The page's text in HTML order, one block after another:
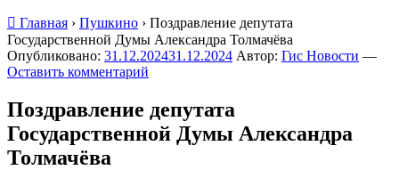
Главная › Пушкино › Поздравление депутата
Государственной Думы Александра Толмачёва
Опубликовано: 31.12.202431.12.2024 Автор: Гис Новости —
Оставить комментарий
Поздравление депутата
Государственной Думы Александра
Толмачёва